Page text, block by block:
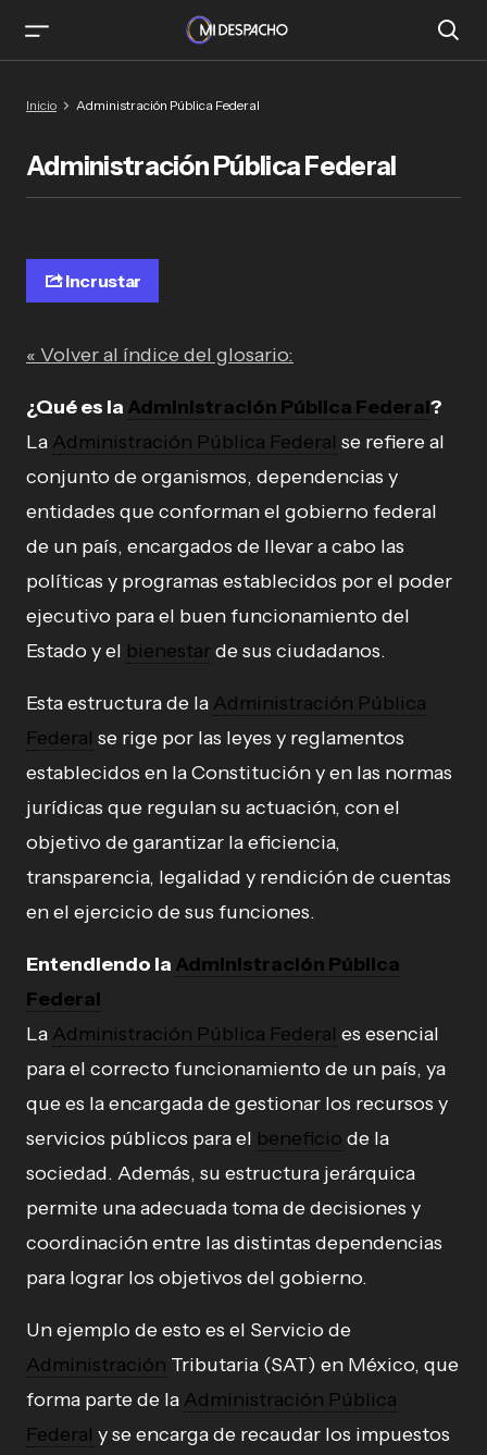
Inicio Administración Pública Federal
Administración Pública Federal
Incrustar
« Volver al índice del glosario:
¿Qué es la Administración Pública Federal?
La Administración Pública Federal se refiere al
conjunto de organismos, dependencias y
entidades que conforman el gobierno federal
de un país, encargados de llevar a cabo las
políticas y programas establecidos por el poder
ejecutivo para el buen funcionamiento del
Estado y el bienestar de sus ciudadanos.
Esta estructura de la Administración Pública
Federal se rige por las leyes y reglamentos
establecidos en la Constitución y en las normas
jurídicas que regulan su actuación, con el
objetivo de garantizar la eficiencia,
transparencia, legalidad y rendición de cuentas
en el ejercicio de sus funciones.
Entendiendo la Administración Pública
Federal
La Administración Pública Federal es esencial
para el correcto funcionamiento de un país, ya
que es la encargada de gestionar los recursos y
servicios públicos para el beneficio de la
sociedad. Además, su estructura jerárquica
permite una adecuada toma de decisiones y
coordinación entre las distintas dependencias
para lograr los objetivos del gobierno.
Un ejemplo de esto es el Servicio de
Administración Tributaria (SAT) en México, que
forma parte de la Administración Pública
Federal y se encarga de recaudar los impuestos